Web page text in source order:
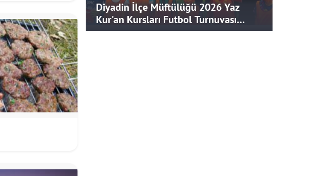
Diyadin İlçe Müftülüğü 2026 Yaz
Kur'an Kursları Futbol Turnuvası
Tamamlandı